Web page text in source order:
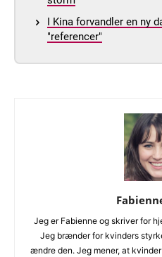
I Kina forvandler en ny
"referencer"
Jeg er Fabienne og skriver for
Jeg brænder for kvinders
ændre den. Jeg mener, at